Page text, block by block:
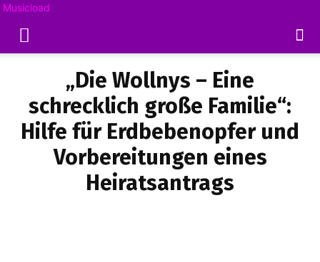
Musicload
„Die Wollnys – Eine
schrecklich große Familie“:
Hilfe für Erdbebenopfer und
Vorbereitungen eines
Heiratsantrags